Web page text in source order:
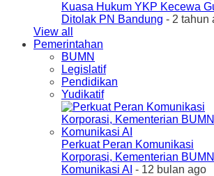
Kuasa Hukum YKP Kecewa
Ditolak PN Bandung - 2 tahun
View all
Pemerintahan
BUMN
Legislatif
Pendidikan
Yudikatif
Perkuat Peran Komunikasi
Korporasi, Kementerian
Komunikasi AI - 12 bulan ago